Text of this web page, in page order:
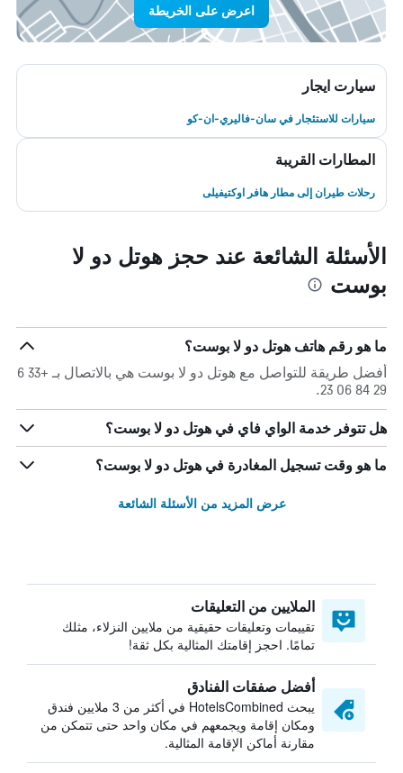
اعرض على الخريطة
سيارت ايجار
سيارات للاستئجار في سان-فاليري-ان-كو
المطارات القريبة
رحلات طيران إلى مطار هافر اوكتيفيلى
الأسئلة الشائعة عند حجز هوتل دو لا
بوست
ما هو رقم هاتف هوتل دو لا بوست؟
أفضل طريقة للتواصل مع هوتل دو لا بوست هي بالاتصال بـ +33 6
29 84 06 23.
هل تتوفر خدمة الواي فاي في هوتل دو لا بوست؟
ما هو وقت تسجيل المغادرة في هوتل دو لا بوست؟
عرض المزيد من الأسئلة الشائعة
الملايين من التعليقات
تقييمات وتعليقات حقيقية من ملايين النزلاء، مثلك
تمامًا. احجز إقامتك المثالية بكل ثقة!
أفضل صفقات الفنادق
يبحث HotelsCombined في أكثر من 3 ملايين فندق
ومكان إقامة ويجمعهم في مكان واحد حتى تتمكن من
مقارنة أماكن الإقامة المثالية.